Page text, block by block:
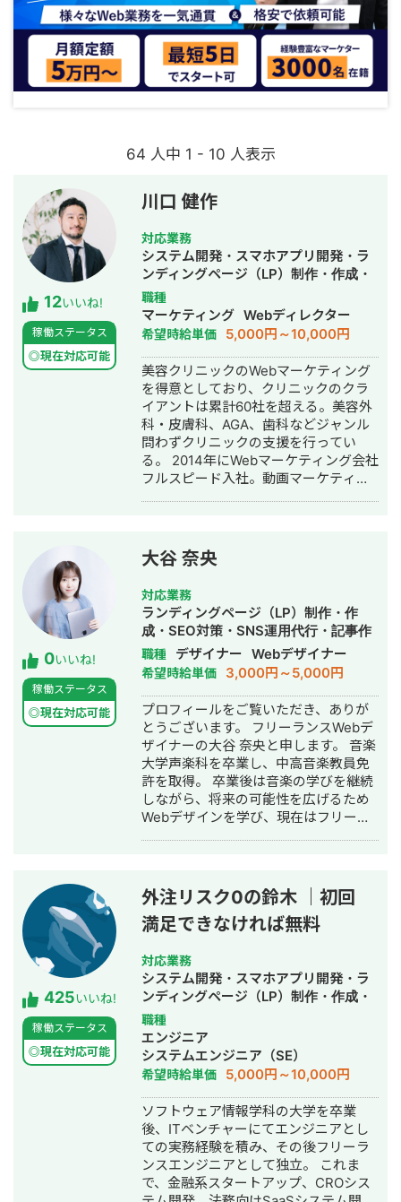
64 人中 1 - 10 人表示
12いいね!
稼働ステータス
◎現在対応可能
川口 健作
対応業務
システム開発・スマホアプリ開発・ラ
ンディングページ（LP）制作・作成・
Youtubeチャンネル運営代行・立ち上
げ・ECサイト構築・ネットショップ作
成代行・SEO対策・新規事業立上・
SNS運用代行・記事作成代行・ライテ
ィング・ホームページ制作・作成・バ
ナー制作・デザイン・ロゴデザイン・
作成・リスティング広告運用代行・オ
ウンドメディア制作・構築・運用代
行・動画制作・動画編集・営業代行
職種
マーケティング Webディレクター
希望時給単価 5,000円～10,000円
美容クリニックのWebマーケティング
を得意としており、クリニックのクラ
イアントは累計60社を超える。美容外
科・皮膚科、AGA、歯科などジャンル
問わずクリニックの支援を行ってい
る。 2014年にWebマーケティング会社
フルスピード入社。動画マーケティン
独立。 独立後はフリーランスとなり、
フロントエンドエンジニア兼総合Web
マーケターとして活動。現在はWebコ
ンサルティング会社を創設し、法人と
してStockSunに参画。
0いいね!
稼働ステータス
◎現在対応可能
大谷 奈央
対応業務
ランディングページ（LP）制作・作
成・SEO対策・SNS運用代行・記事作
成代行・ライティング・ホームページ
制作・作成・バナー制作・デザイン・
AI活用
職種 デザイナー Webデザイナー
希望時給単価 3,000円～5,000円
プロフィールをご覧いただき、ありが
とうございます。 フリーランスWebデ
ザイナーの大谷 奈央と申します。 音楽
大学声楽科を卒業し、中高音楽教員免
許を取得。 卒業後は音楽の学びを継続
しながら、将来の可能性を広げるため
Webデザインを学び、現在はフリーラ
ジ） ・広告バナー ・名刺 ・チラシ ・
パンフレット ・SNS画像 など
デザインは単に見た目を整えるだけで
ビスの魅力を届けるための手段だと考
えています。 だからこそ、丁寧なヒア
リングを通して課題や目的を整理した
上でのデザイン提案を大切にしていま
す。 音楽大学で培った表現力や、教員
免許取得の過程で身につけた「伝える
力」を活かし、ユーザーの行動を促
し、成果に直結するデザインを制作い
たします。 これまでに制作した実績を
ポートフォリオにまとめております。
https://fori.io/designer-nao （掲載可
能なもののみとなります） どうぞ、よ
ろしくお願いいたします。
425いいね!
稼働ステータス
◎現在対応可能
外注リスク0の鈴木 ｜初回
満足できなければ無料
対応業務
システム開発・スマホアプリ開発・ラ
ンディングページ（LP）制作・作成・
ECサイト構築・ネットショップ作成代
行・SEO対策・新規事業立上・SNS運
用代行・記事作成代行・ライティン
グ・翻訳・ホームページ制作・作成・
バナー制作・デザイン・ロゴデザイ
ン・作成・イラスト制作・動画制作・
動画編集・AI活用
職種
エンジニア
システムエンジニア（SE）
希望時給単価 5,000円～10,000円
ソフトウェア情報学科の大学を卒業
後、ITベンチャーにてエンジニアとし
ての実務経験を積み、その後フリーラ
ンスエンジニアとして独立。 これま
で、金融系スタートアップ、CROシス